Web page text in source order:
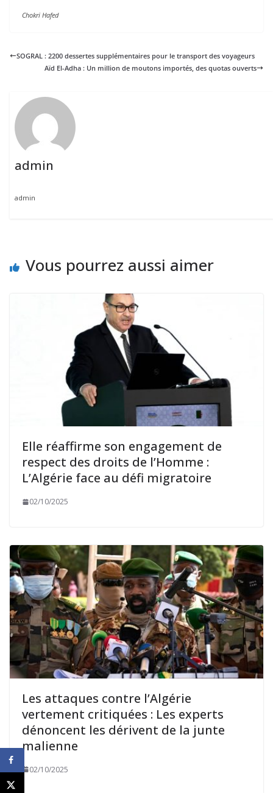
Chokri Hafed
SOGRAL : 2200 dessertes supplémentaires pour le transport des voyageurs
Aïd El-Adha : Un million de moutons importés, des quotas ouverts
admin
admin
Vous pourrez aussi aimer
Elle réaffirme son engagement de
respect des droits de l’Homme :
L’Algérie face au défi migratoire
02/10/2025
Les attaques contre l’Algérie
vertement critiquées : Les experts
dénoncent les dérivent de la junte
malienne
02/10/2025